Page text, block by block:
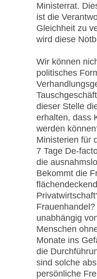
Ministerrat.
ist die
Gleichheit zu
wird diese
Wir können
politisches
dieser Stelle
erhalten, dass
werden
Ministerien für
7 Tage De-
die
Bekommt die
unabhängig
Menschen
Monate ins
die
sind solche
persönliche